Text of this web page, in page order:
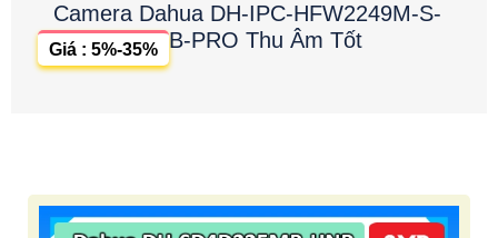
Camera Dahua DH-IPC-HFW2249M-S-
B-PRO Thu Âm Tốt
Giá : 5%-35%